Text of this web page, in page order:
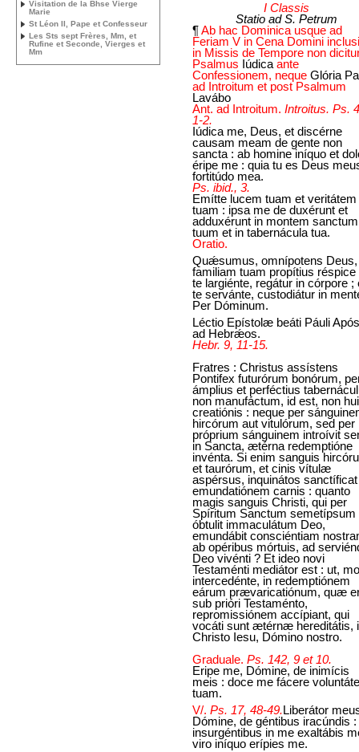
I Classis
Statio ad S. Petrum
¶Ab hac Dominica usque ad
Feriam V in Cena Domini
in Missis de Tempore non
Psalmus Iúdica ante
Confessionem, neque Glória
ad Introitum et post Psalmum
Lavábo
Ant. ad Introitum. Introitus. Ps.
1-2.
Iúdica me, Deus, et discérne
causam meam de gente non
sancta : ab homine iníquo et
éripe me : quia tu es Deus
fortitúdo mea.
Ps. ibid., 3.
Emítte lucem tuam et veritátem
tuam : ipsa me de duxérunt et
adduxérunt in montem sanctum
tuum et in tabernácula tua.
Oratio.
Quǽsumus, omnípotens Deus,
familiam tuam propítius réspice
te largiénte, regátur in córpore ;
te servánte, custodiátur in
Per Dóminum.
Léctio Epístolæ beáti Páuli
ad Hebrǽos.
Hebr. 9, 11-15.
Fratres : Christus assístens
Pontifex futurórum bonórum,
ámplius et perféctius
non manufáctum, id est, non
creatiónis : neque per
hircórum aut vitulórum, sed per
próprium sánguinem introívit
in Sancta, ætérna redemptióne
invénta. Si enim sanguis
et taurórum, et cinis vítulæ
aspérsus, inquinátos
emundatiónem carnis : quanto
magis sanguis Christi, qui per
Spíritum Sanctum semetípsum
óbtulit immaculátum Deo,
emundábit consciéntiam
ab opéribus mórtuis, ad
Deo vivénti ? Et ideo novi
Testaménti mediátor est : ut,
intercedénte, in redemptiónem
eárum prævaricatiónum, quæ
sub prióri Testaménto,
repromissiónem accípiant, qui
vocáti sunt ætérnæ hereditátis,
Christo Iesu, Dómino nostro.
Graduale. Ps. 142, 9 et 10.
Eripe me, Dómine, de inimícis
meis : doce me fácere
tuam.
V/. Ps. 17, 48-49.Liberátor
Dómine, de géntibus iracúndis :
insurgéntibus in me exaltábis
viro iníquo erípies me.
Visitation de la Bhse Vierge
Marie
St Léon II, Pape et Confesseur
Les Sts sept Frères, Mm, et
Rufine et Seconde, Vierges et
Mm